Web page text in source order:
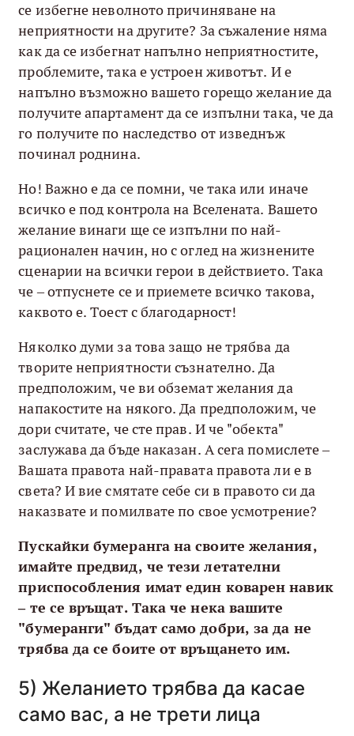
се избегне неволното причиняване на
неприятности на другите? За съжаление няма
как да се избегнат напълно неприятностите,
проблемите, така е устроен животът. И е
напълно възможно вашето горещо желание да
получите апартамент да се изпълни така, че да
го получите по наследство от изведнъж
починал роднина.
Но! Важно е да се помни, че така или иначе
всичко е под контрола на Вселената. Вашето
желание винаги ще се изпълни по най-
рационален начин, но с оглед на жизнените
сценарии на всички герои в действието. Така
че – отпуснете се и приемете всичко такова,
каквото е. Тоест с благодарност!
Няколко думи за това защо не трябва да
творите неприятности съзнателно. Да
предположим, че ви обземат желания да
напакостите на някого. Да предположим, че
дори считате, че сте прав. И че "обекта"
заслужава да бъде наказан. А сега помислете –
Вашата правота най-правата правота ли е в
света? И вие смятате себе си в правото си да
наказвате и помилвате по свое усмотрение?
Пускайки бумеранга на своите желания,
имайте предвид, че тези летателни
приспособления имат един коварен навик
– те се връщат. Така че нека вашите
"бумеранги" бъдат само добри, за да не
трябва да се боите от връщането им.
5) Желанието трябва да касае
само вас, а не трети лица